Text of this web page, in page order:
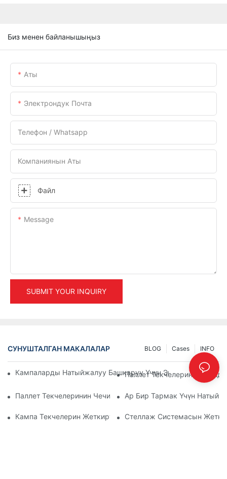
Биз менен байланышыңыз
Аты
Электрондук Почта
Телефон / Whatsapp
Компаниянын Аты
Файл
Message
SUBMIT YOUR INQUIRY
СУНУШТАЛГАН МАКАЛАЛАР INFO
Cases
BLOG
Кампаларды Натыйжалуу Башкаруу Үчүн Эң Мыкты Өнөр
Паллет Текчелеринин
Паллет Текчелеринин Чечимдеринин Келечеги: Тренддер
Ар Бир Тармак Үчүн
Кампа Текчелерин Жеткирүүчүлөр: Эмнеге Көңүл Буруу
Стеллаж Системасын